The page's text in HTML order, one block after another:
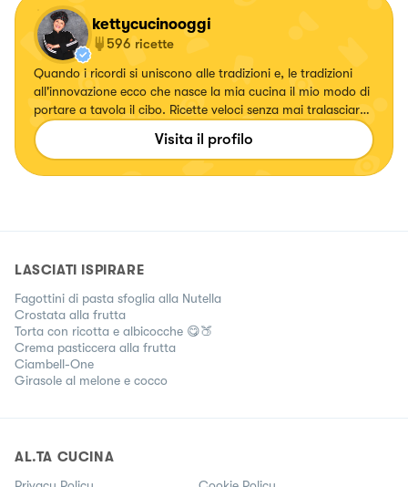
kettycucinooggi
596 ricette
Quando i ricordi si uniscono alle tradizioni e, le tradizioni
all'innovazione ecco che nasce la mia cucina il mio modo di
portare a tavola il cibo. Ricette veloci senza mai tralasciare
il gusto.
Visita il profilo
LASCIATI ISPIRARE
Fagottini di pasta sfoglia alla Nutella
Crostata alla frutta
Torta con ricotta e albicocche 😋🍑
Crema pasticcera alla frutta
Ciambell-One
Girasole al melone e cocco
AL.TA CUCINA